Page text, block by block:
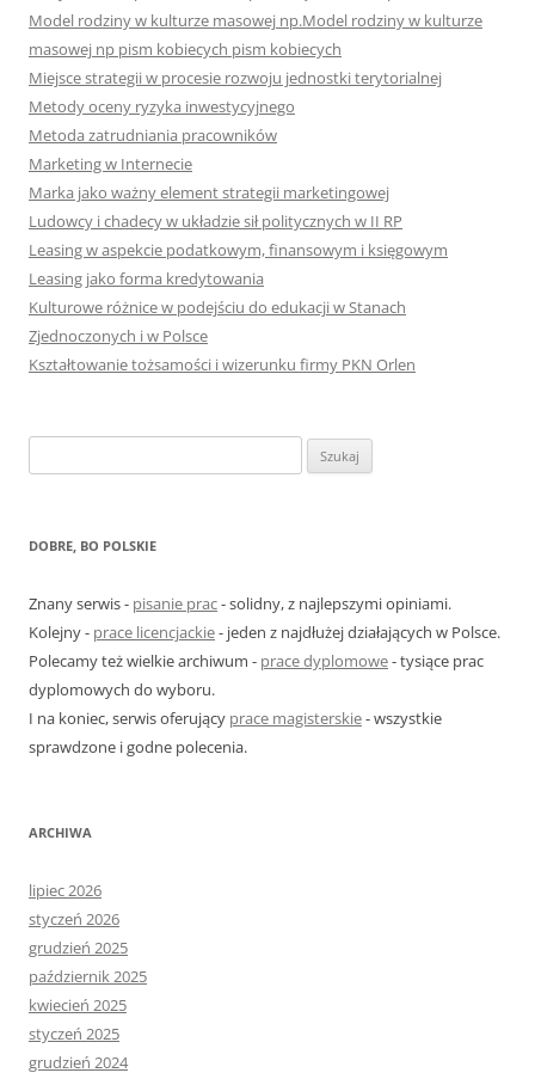
Model rodziny w kulturze masowej np.Model rodziny w kulturze
masowej np pism kobiecych pism kobiecych
Miejsce strategii w procesie rozwoju jednostki terytorialnej
Metody oceny ryzyka inwestycyjnego
Metoda zatrudniania pracowników
Marketing w Internecie
Marka jako ważny element strategii marketingowej
Ludowcy i chadecy w układzie sił politycznych w II RP
Leasing w aspekcie podatkowym, finansowym i księgowym
Leasing jako forma kredytowania
Kulturowe różnice w podejściu do edukacji w Stanach
Zjednoczonych i w Polsce
Kształtowanie tożsamości i wizerunku firmy PKN Orlen
z
DOBRE, BO POLSKIE
Znany serwis - pisanie prac- solidny, z najlepszymi opiniami.
Kolejny - prace licencjackie- jeden z najdłużej działających w Polsce.
Polecamy też wielkie archiwum - prace dyplomowe- tysiące prac
dyplomowych do wyboru.
I na koniec, serwis oferujący prace magisterskie- wszystkie
sprawdzone i godne polecenia.
ARCHIWA
lipiec 2026
styczeń 2026
grudzień 2025
październik 2025
kwiecień 2025
styczeń 2025
grudzień 2024